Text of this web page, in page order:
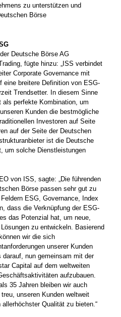
zu unterstützen und
Börse
Deutsche Börse AG
fügte hinzu: „ISS verbindet
Corporate Governance mit
eine breitere Definition von ESG-
Trendsetter. In diesem Sinne
perfekte Kombination, um
Kunden die bestmögliche
Investoren auf Seite
auf der Seite der Deutschen
ist die Deutsche
um solche Dienstleistungen
von ISS, sagte: „Die führenden
Börse passen sehr gut zu
ESG, Governance, Index
dass die Verknüpfung der ESG-
das Potenzial hat, um neue,
zu entwickeln. Basierend
wir die sich
unserer Kunden
nun gemeinsam mit der
Capital auf dem weltweiten
aufzubauen.
35 Jahren bleiben wir auch
unseren Kunden weltweit
Qualität zu bieten.“